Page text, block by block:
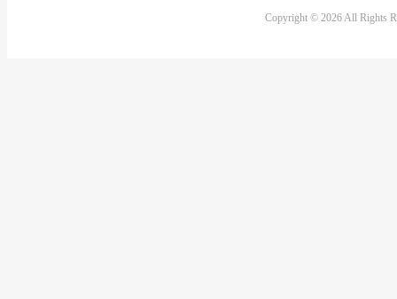
Copyright © 2026 All Rights